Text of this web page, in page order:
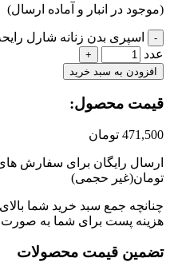
در انبار و آماده ارسال)
به سبد خرید
محصول:​
تومان
حجمی)
پست برای شما به صورت
قیمت محصولات